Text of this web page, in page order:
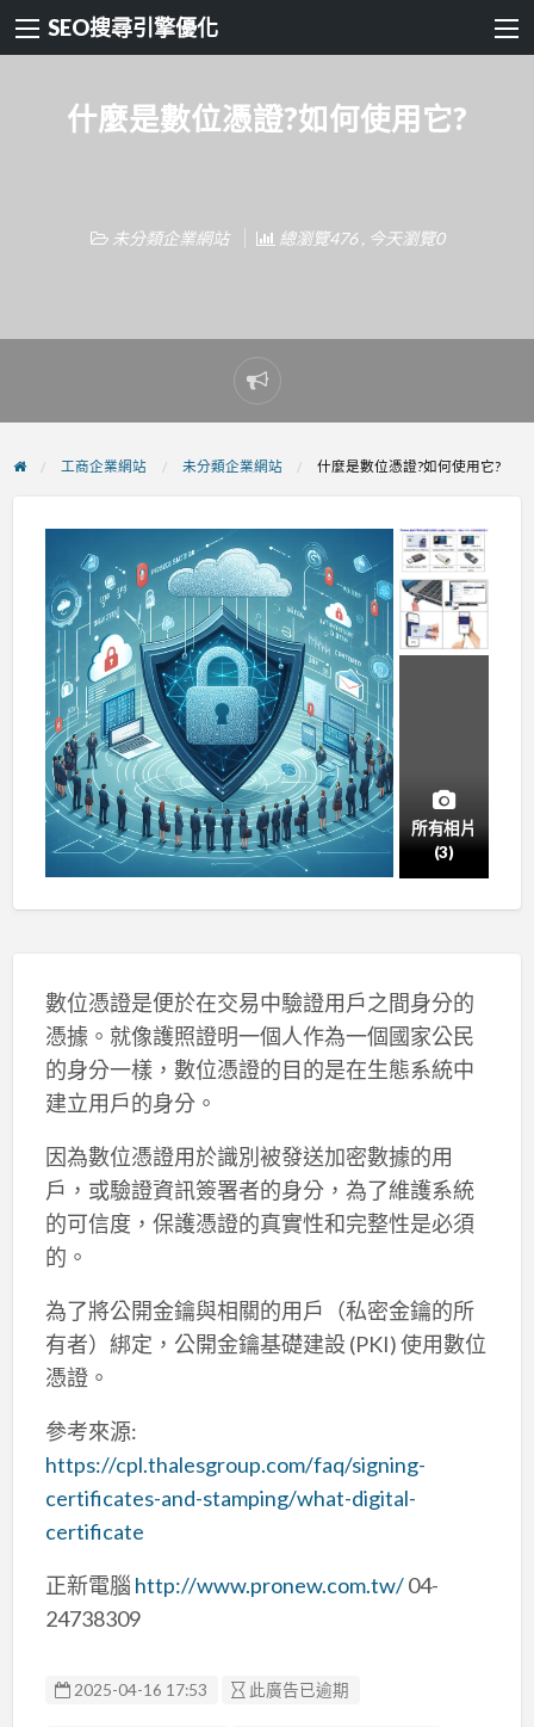
SEO搜尋引擎優化
什麼是數位憑證?如何使用它?
未分類企業網站 總瀏覽476 , 今天瀏覽0
Report
problem
工商企業網站 未分類企業網站 什麼是數位憑證?如何使用它?
所有相片
(3)
數位憑證是便於在交易中驗證用戶之間身分的
憑據。就像護照證明一個人作為一個國家公民
的身分一樣，數位憑證的目的是在生態系統中
建立用戶的身分。
因為數位憑證用於識別被發送加密數據的用
戶，或驗證資訊簽署者的身分，為了維護系統
的可信度，保護憑證的真實性和完整性是必須
的。
為了將公開金鑰與相關的用戶（私密金鑰的所
有者）綁定，公開金鑰基礎建設 (PKI) 使用數位
憑證。
參考來源:
https://cpl.thalesgroup.com/faq/signing-
certificates-and-stamping/what-digital-
certificate
正新電腦 http://www.pronew.com.tw/04-
24738309
2025-04-16 17:53 此廣告已逾期